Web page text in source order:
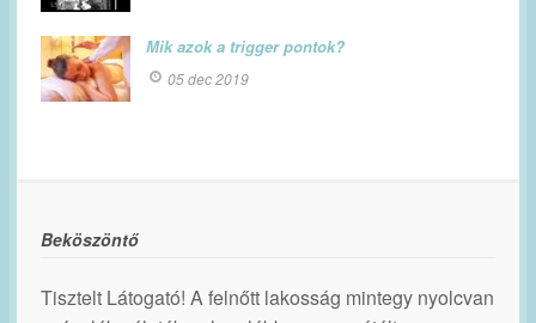
Mik azok a trigger pontok?
05 dec 2019
Beköszöntő
Tisztelt Látogató! A felnőtt lakosság mintegy nyolcvan